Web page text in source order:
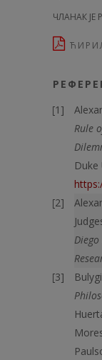
ЧЛАНАК
Rule
Duke